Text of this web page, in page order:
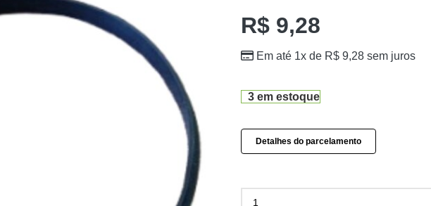
R$9,28
Em até 1x de R$9,28sem juros
3 em estoque
Detalhes do parcelamento